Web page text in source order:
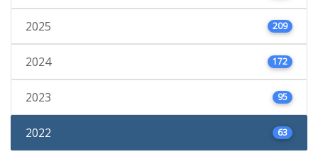
2025 209
2024 172
2023 95
2022 63